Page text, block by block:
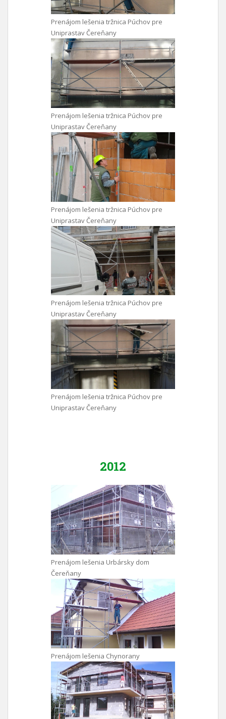
Prenájom lešenia tržnica Púchov pre
Uniprastav Čereňany
Prenájom lešenia tržnica Púchov pre
Uniprastav Čereňany
Prenájom lešenia tržnica Púchov pre
Uniprastav Čereňany
Prenájom lešenia tržnica Púchov pre
Uniprastav Čereňany
Prenájom lešenia tržnica Púchov pre
Uniprastav Čereňany
2012
Prenájom lešenia Urbársky dom
Čereňany
Prenájom lešenia Chynorany